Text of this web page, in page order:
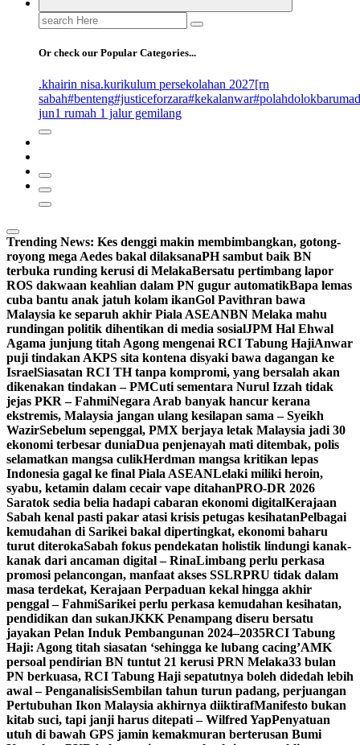
Search
for:
Or check our Popular Categories...
.khairin nisa.kurikulum persekolahan 2027[rn
sabah#benteng#justiceforzara#kekalanwar
jun1 rumah 1 jalur gemilang
Trending News: Kes denggi makin membimbangkan, gotong-
royong mega Aedes bakal dilaksanaPH sambut baik BN
terbuka runding kerusi di MelakaBersatu pertimbang lapor
ROS dakwaan keahlian dalam PN gugur automatikBapa lemas
cuba bantu anak jatuh kolam ikanGol Pavithran bawa
Malaysia ke separuh akhir Piala ASEANBN Melaka mahu
rundingan politik dihentikan di media sosialJPM Hal Ehwal
Agama junjung titah Agong mengenai RCI Tabung HajiAnwar
puji tindakan AKPS sita kontena disyaki bawa dagangan ke
IsraelSiasatan RCI TH tanpa kompromi, yang bersalah akan
dikenakan tindakan – PMCuti sementara Nurul Izzah tidak
jejas PKR – FahmiNegara Arab banyak hancur kerana
ekstremis, Malaysia jangan ulang kesilapan sama – Syeikh
WazirSebelum sepenggal, PMX berjaya letak Malaysia jadi 30
ekonomi terbesar duniaDua penjenayah mati ditembak, polis
selamatkan mangsa culikHerdman mangsa kritikan lepas
Indonesia gagal ke final Piala ASEANLelaki miliki heroin,
syabu, ketamin dalam cecair vape ditahanPRO-DR 2026
Saratok sedia belia hadapi cabaran ekonomi digitalKerajaan
Sabah kenal pasti pakar atasi krisis petugas kesihatanPelbagai
kemudahan di Sarikei bakal dipertingkat, ekonomi baharu
turut diterokaSabah fokus pendekatan holistik lindungi kanak-
kanak dari ancaman digital – RinaLimbang perlu perkasa
promosi pelancongan, manfaat akses SSLRPRU tidak dalam
masa terdekat, Kerajaan Perpaduan kekal hingga akhir
penggal – FahmiSarikei perlu perkasa kemudahan kesihatan,
pendidikan dan sukanJKKK Penampang diseru bersatu
jayakan Pelan Induk Pembangunan 2024–2035RCI Tabung
Haji: Agong titah siasatan ‘sehingga ke lubang cacing’AMK
persoal pendirian BN tuntut 21 kerusi PRN Melaka33 bulan
PN berkuasa, RCI Tabung Haji sepatutnya boleh didedah lebih
awal – PenganalisisSembilan tahun turun padang, perjuangan
Pertubuhan Ikon Malaysia akhirnya diiktirafManifesto bukan
kitab suci, tapi janji harus ditepati – Wilfred YapPenyatuan
utuh di bawah GPS jamin kemakmuran berterusan Bumi